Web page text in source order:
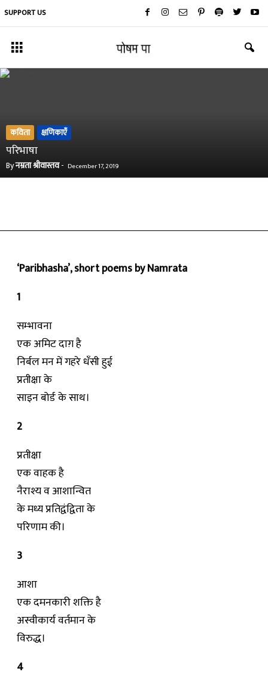
SUPPORT US
कविता क्षणिकाएँ
परिभाषा
Byनम्रता श्रीवास्तव- December 17, 2019
‘Paribhasha’, short poems by Namrata
1
सम्भावना
एक अमिट दाग़ है
निर्बल मन में गहरे धँसी हुई
प्रतीक्षा के
साइन बोर्ड के साथ।
2
प्रतीक्षा
एक वाहक है
नैराश्य व आशान्वित
के मध्य प्रतिद्वंद्विता के
परिणाम की।
3
आशा
एक दमनकारी शक्ति है
अस्वीकार्य वर्तमान के
विरुद्ध।
4